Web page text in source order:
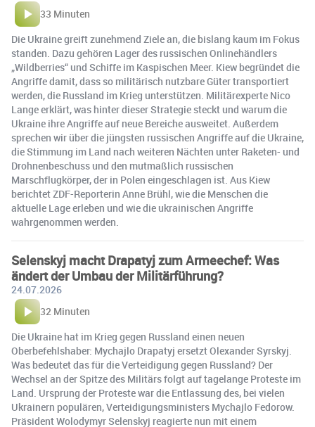
33 Minuten
Die Ukraine greift zunehmend Ziele an, die bislang kaum im Fokus
standen. Dazu gehören Lager des russischen Onlinehändlers
„Wildberries“ und Schiffe im Kaspischen Meer. Kiew begründet die
Angriffe damit, dass so militärisch nutzbare Güter transportiert
werden, die Russland im Krieg unterstützen. Militärexperte Nico
Lange erklärt, was hinter dieser Strategie steckt und warum die
Ukraine ihre Angriffe auf neue Bereiche ausweitet. Außerdem
sprechen wir über die jüngsten russischen Angriffe auf die Ukraine,
die Stimmung im Land nach weiteren Nächten unter Raketen- und
Drohnenbeschuss und den mutmaßlich russischen
Marschflugkörper, der in Polen eingeschlagen ist. Aus Kiew
berichtet ZDF-Reporterin Anne Brühl, wie die Menschen die
aktuelle Lage erleben und wie die ukrainischen Angriffe
wahrgenommen werden.
Selenskyj macht Drapatyj zum Armeechef: Was
ändert der Umbau der Militärführung?
24.07.2026
32 Minuten
Die Ukraine hat im Krieg gegen Russland einen neuen
Oberbefehlshaber: Mychajlo Drapatyj ersetzt Olexander Syrskyj.
Was bedeutet das für die Verteidigung gegen Russland? Der
Wechsel an der Spitze des Militärs folgt auf tagelange Proteste im
Land. Ursprung der Proteste war die Entlassung des, bei vielen
Ukrainern populären, Verteidigungsministers Mychajlo Fedorow.
Präsident Wolodymyr Selenskyj reagierte nun mit einem